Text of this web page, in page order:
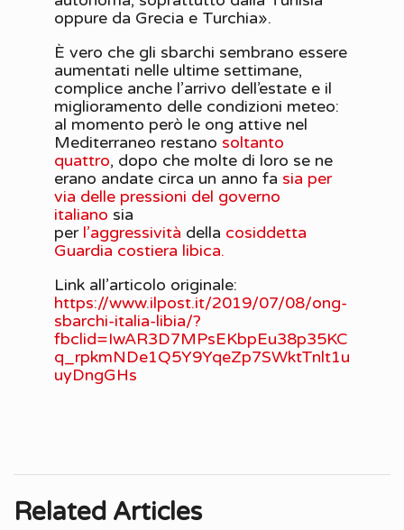
oppure da Grecia e Turchia».
È vero che gli sbarchi sembrano essere
aumentati nelle ultime settimane,
complice anche l’arrivo dell’estate e il
miglioramento delle condizioni meteo:
al momento però le ong attive nel
Mediterraneo restano soltanto
quattro, dopo che molte di loro se ne
erano andate circa un anno fa sia per
via delle pressioni del governo
italiano sia
per l’aggressività della cosiddetta
Guardia costiera libica.
Link all’articolo originale:
https://www.ilpost.it/2019/07/08/ong-
sbarchi-italia-libia/?
fbclid=IwAR3D7MPsEKbpEu38p35KC
q_rpkmNDe1Q5Y9YqeZp7SWktTnlt1u
uyDngGHs
Related Articles